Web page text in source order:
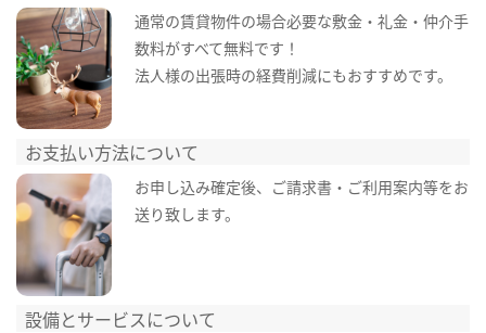
通常の賃貸物件の場合必要な敷金・礼金・仲介手
数料がすべて無料です！
法人様の出張時の経費削減にもおすすめです。
お支払い方法について
お申し込み確定後、ご請求書・ご利用案内等をお
送り致します。
設備とサービスについて